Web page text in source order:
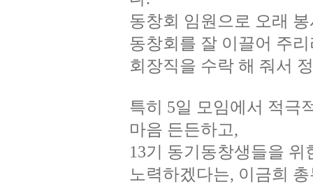
동창회 임원으로 오래
동창회를 잘 이끌어 주
회장직을 수락 해 줘서
특히 5일 모임에서 적극
마음 든든하고,
13기 동기동창생들을
노력하겠다는, 이금희